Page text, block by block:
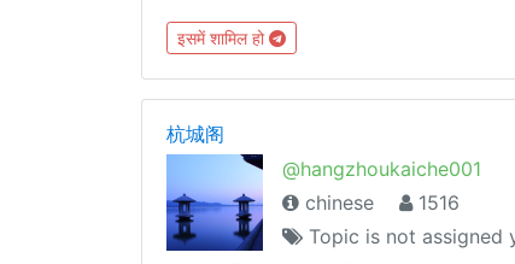
इसमें शामिल हो
杭城阁
@hangzhoukaiche001
chinese
1516
Topic is not assigned